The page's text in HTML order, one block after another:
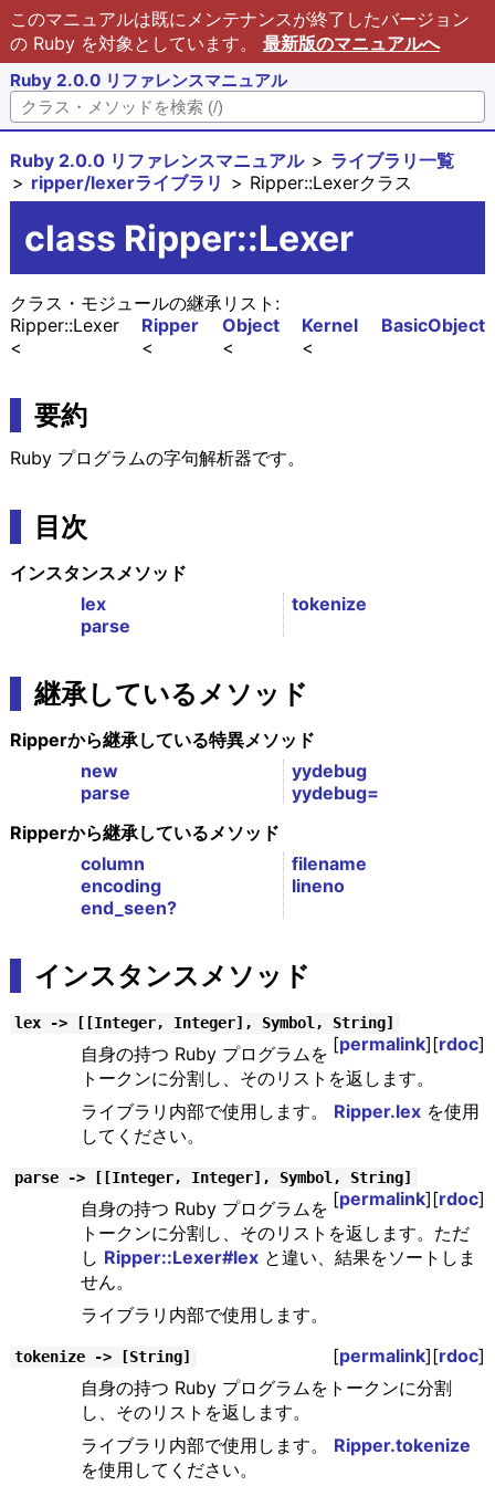
このマニュアルは既にメンテナンスが終了したバージョン
の Ruby を対象としています。 最新版のマニュアルへ
Ruby 2.0.0 リファレンスマニュアル
Ruby 2.0.0 リファレンスマニュアル
ライブラリ一覧
ripper/lexerライブラリ
Ripper::Lexerクラス
class Ripper::Lexer
クラス・モジュールの継承リスト:
BasicObject
Kernel
Object
Ripper
Ripper::Lexer
要約
Ruby プログラムの字句解析器です。
目次
インスタンスメソッド
lex
parse
tokenize
継承しているメソッド
Ripperから継承している特異メソッド
new
parse
yydebug
yydebug=
Ripperから継承しているメソッド
column
encoding
end_seen?
filename
lineno
インスタンスメソッド
lex -> [[Integer, Integer], Symbol, String]
[permalink][rdoc]
自身の持つ Ruby プログラムを
トークンに分割し、そのリストを返します。
ライブラリ内部で使用します。 Ripper.lexを使用
してください。
parse -> [[Integer, Integer], Symbol, String]
[permalink][rdoc]
自身の持つ Ruby プログラムを
トークンに分割し、そのリストを返します。ただ
し Ripper::Lexer#lexと違い、結果をソートしま
せん。
ライブラリ内部で使用します。
tokenize -> [String] [permalink][rdoc]
自身の持つ Ruby プログラムをトークンに分割
し、そのリストを返します。
ライブラリ内部で使用します。 Ripper.tokenize
を使用してください。